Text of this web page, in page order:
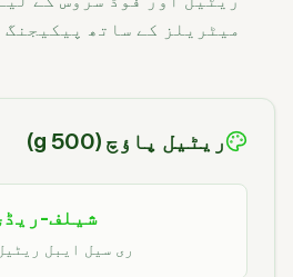
میٹریلز کے ساتھ
ریٹیل پاؤچ (500 g)
شیلف-
ری سیل ایبل